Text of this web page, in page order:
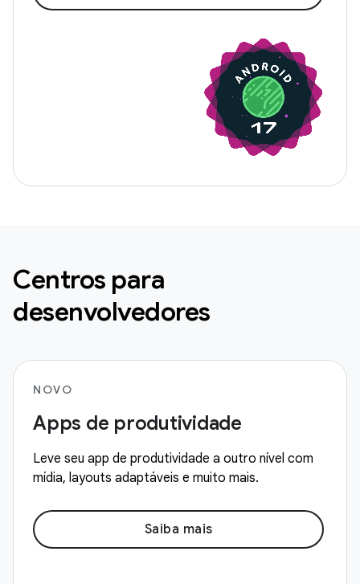
Centros para
desenvolvedores
NOVO
Apps de produtividade
Leve seu app de produtividade a outro nível com
mídia, layouts adaptáveis e muito mais.
Saiba mais